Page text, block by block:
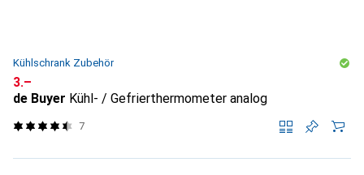
Kühlschrank Zubehör
CHF
3.–
de Buyer Kühl- / Gefrierthermometer analog
7